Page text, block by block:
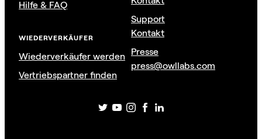
Hilfe & FAQ
WIEDERVERKÄUFER
Wiederverkäufer werden
Vertriebspartner finden
Support
Kontakt
Presse
press@owllabs.com